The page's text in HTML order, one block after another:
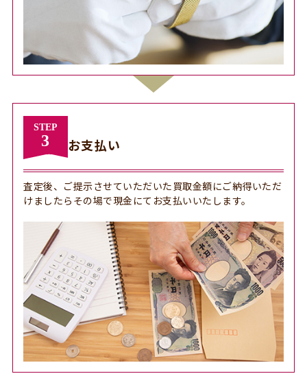
STEP
3 お支払い
査定後、ご提示させていただいた買取金額にご納得いただ
けましたらその場で現金にてお支払いいたします。